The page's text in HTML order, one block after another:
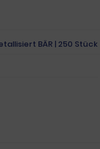
BÄR | 250 Stück